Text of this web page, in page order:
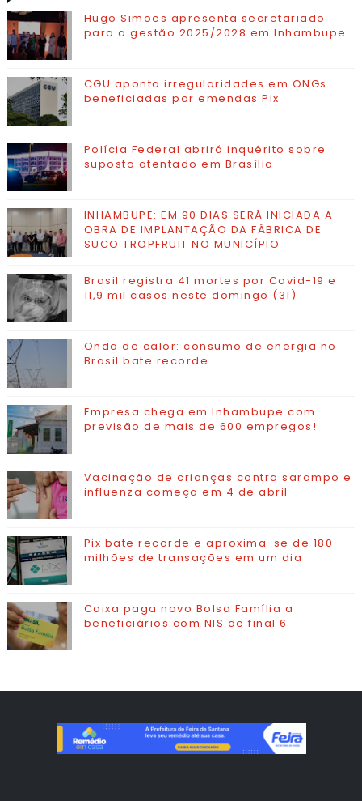
VISITADAS
Hugo Simões apresenta secretariado
para a gestão 2025/2028 em Inhambupe
CGU aponta irregularidades em ONGs
beneficiadas por emendas Pix
Polícia Federal abrirá inquérito sobre
suposto atentado em Brasília
INHAMBUPE: EM 90 DIAS SERÁ INICIADA A
OBRA DE IMPLANTAÇÃO DA FÁBRICA DE
SUCO TROPFRUIT NO MUNICÍPIO
Brasil registra 41 mortes por Covid-19 e
11,9 mil casos neste domingo (31)
Onda de calor: consumo de energia no
Brasil bate recorde
Empresa chega em Inhambupe com
previsão de mais de 600 empregos!
Vacinação de crianças contra sarampo e
influenza começa em 4 de abril
Pix bate recorde e aproxima-se de 180
milhões de transações em um dia
Caixa paga novo Bolsa Família a
beneficiários com NIS de final 6